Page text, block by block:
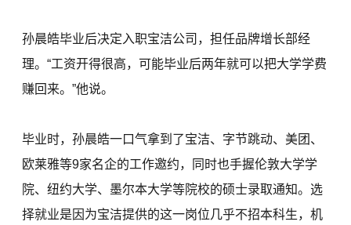
孙晨皓毕业后决定入职宝洁公司，担任品牌增长部经
理。“工资开得很高，可能毕业后两年就可以把大学学费
赚回来。”他说。
毕业时，孙晨皓一口气拿到了宝洁、字节跳动、美团、
欧莱雅等9家名企的工作邀约，同时也手握伦敦大学学
院、纽约大学、墨尔本大学等院校的硕士录取通知。选
择就业是因为宝洁提供的这一岗位几乎不招本科生，机